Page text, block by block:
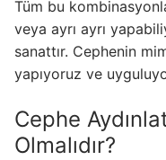
Tüm bu
veya ayrı ayrı
sanattır. Cephenin
yapıyoruz ve
Cephe
Olmalıdır?